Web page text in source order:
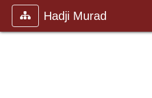
Hadji Murad